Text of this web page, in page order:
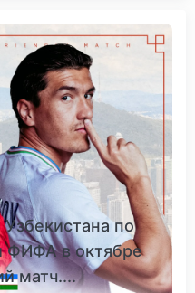
по
ФИФА в октябре
матч....